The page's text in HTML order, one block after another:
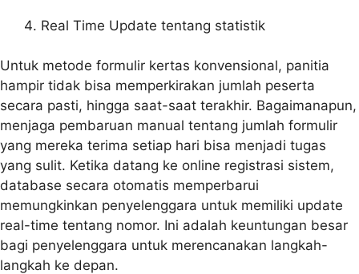
Real Time Update tentang statistik
Untuk metode formulir kertas konvensional, panitia
hampir tidak bisa memperkirakan jumlah peserta
secara pasti, hingga saat-saat terakhir. Bagaimanapun,
menjaga pembaruan manual tentang jumlah formulir
yang mereka terima setiap hari bisa menjadi tugas
yang sulit. Ketika datang ke online registrasi sistem,
database secara otomatis memperbarui
memungkinkan penyelenggara untuk memiliki update
real-time tentang nomor. Ini adalah keuntungan besar
bagi penyelenggara untuk merencanakan langkah-
langkah ke depan.